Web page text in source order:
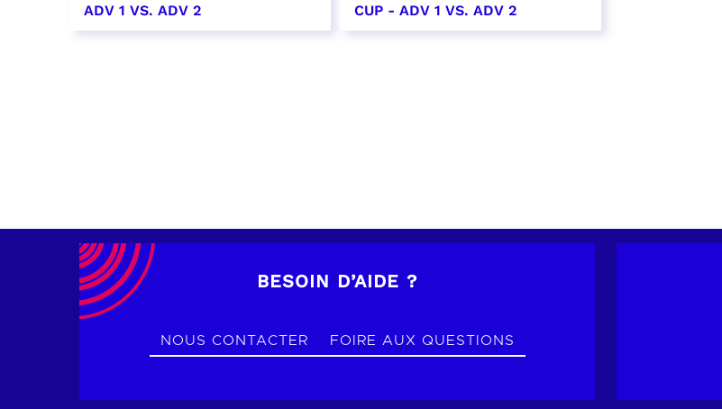
ADV 1 VS. ADV 2
CUP - ADV 1 VS. ADV 2
BESOIN D’AIDE ?
NOUS CONTACTER FOIRE AUX QUESTIONS